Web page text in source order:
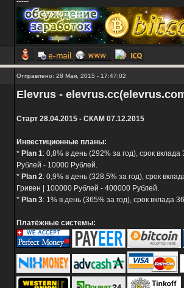
Отправлено: 28 Мая, 2015 - 17:47:02
Elevrus -
Старт 28.04.2015 - СКАМ 07.12.2015
Инвестиционные планы:
* Plan 1: 0,8% в день (292% за год), срок
Рублей - 10000 Рублей.
* Plan 2: 0,9% в день (328,5% за год), срок
Гривен | 100000 Рублей - 400000 Рублей.
* Plan 3: 1% в день (365% за год), срок вклада
Платёжные системы: